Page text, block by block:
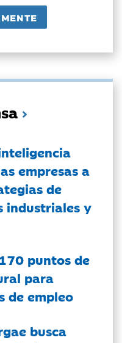
empresas a
de
industriales y
puntos de
para
de empleo
busca